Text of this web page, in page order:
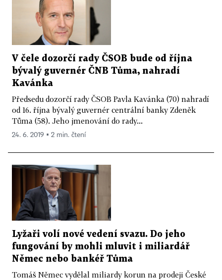
V čele dozorčí rady ČSOB bude od října
bývalý guvernér ČNB Tůma, nahradí
Kavánka
Předsedu dozorčí rady ČSOB Pavla Kavánka (70) nahradí
od 16. října bývalý guvernér centrální banky Zdeněk
Tůma (58). Jeho jmenování do rady...
24. 6. 2019 ▪ 2 min. čtení
Lyžaři volí nové vedení svazu. Do jeho
fungování by mohli mluvit i miliardář
Němec nebo bankéř Tůma
Tomáš Němec vydělal miliardy korun na prodeji České